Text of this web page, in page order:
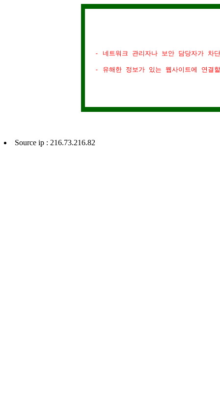
- 네트워크 관리자나 보안 담당자가 차
- 유해한 정보가 있는 웹사이트에 연결
Source ip : 216.73.216.82